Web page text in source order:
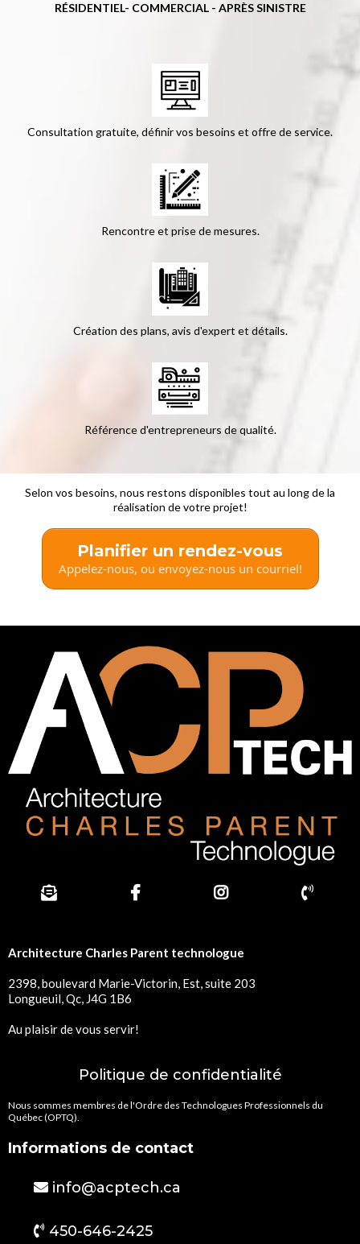
RÉSIDENTIEL- COMMERCIAL - APRÈS SINISTRE
Consultation gratuite, définir vos besoins et offre de service.
Rencontre et prise de mesures.
Création des plans, avis d'expert et détails.
Référence d'entrepreneurs de qualité.
Selon vos besoins, nous restons disponibles tout au long de la
réalisation de votre projet!
Planifier un rendez-vous
Appelez-nous, ou envoyez-nous un courriel!
Architecture Charles Parent technologue
2398, boulevard Marie-Victorin, Est, suite 203
Longueuil, Qc, J4G 1B6
Au plaisir de vous servir!
Politique de confidentialité
Nous sommes membres de l'Ordre des Technologues Professionnels du
Québec (OPTQ).
Informations de contact
info@acptech.ca
450-646-2425